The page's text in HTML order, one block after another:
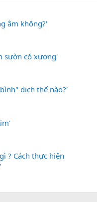
âm không?'
sườn có xương'
dịch thế nào?'
? Cách thực hiện